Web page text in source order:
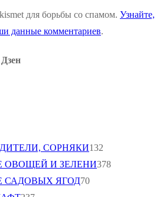
для борьбы со спамом. Узнайте,
данные комментариев.
СОРНЯКИ132
И ЗЕЛЕНИ378
САДОВЫХ ЯГОД70